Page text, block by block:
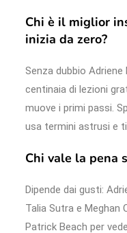
Chi è il miglior
inizia da zero?
Senza dubbio
centinaia di lezioni
muove i primi passi.
usa termini astrusi e
Chi vale la pena
Dipende dai gusti:
Talia Sutra e Meghan
Patrick Beach per